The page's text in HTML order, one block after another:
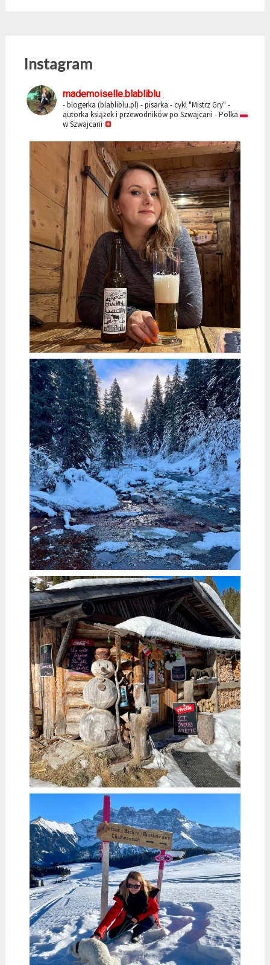
Instagram
mademoiselle.blabliblu
- blogerka (blabliblu.pl) - pisarka - cykl "Mistrz Gry" -
autorka książek i przewodników po Szwajcarii - Polka
w Szwajcarii